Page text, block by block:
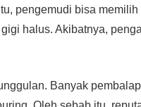
pengemudi bisa
halus. Akibatnya,
Banyak